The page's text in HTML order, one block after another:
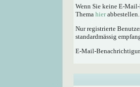
Wenn Sie keine E-
Thema hierabbestellen.
Nur registrierte
standardmässig
E-Mail-